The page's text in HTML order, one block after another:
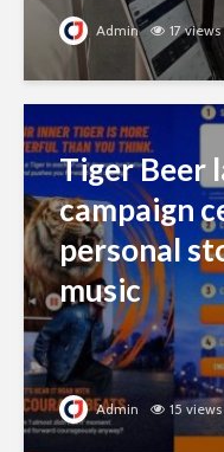
Admin 17 views
Tiger Beer
campaign
personal
music
Admin 15 views